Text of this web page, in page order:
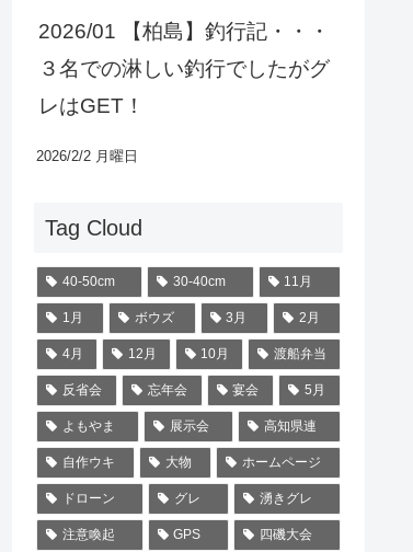
2026/01 【柏島】釣行記・・・
３名での淋しい釣行でしたがグ
レはGET！
2026/2/2 月曜日
Tag Cloud
40-50cm 30-40cm 11月
1月 ボウズ 3月 2月
4月 12月 10月 渡船弁当
反省会 忘年会 宴会 5月
よもやま 展示会 高知県連
自作ウキ 大物 ホームページ
ドローン グレ 湧きグレ
注意喚起 GPS 四磯大会